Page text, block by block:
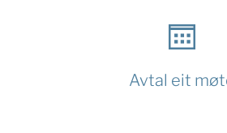
Avtal eit